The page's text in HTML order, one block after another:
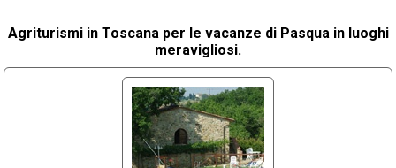
Agriturismi in Toscana per le vacanze di Pasqua in luoghi
meravigliosi.